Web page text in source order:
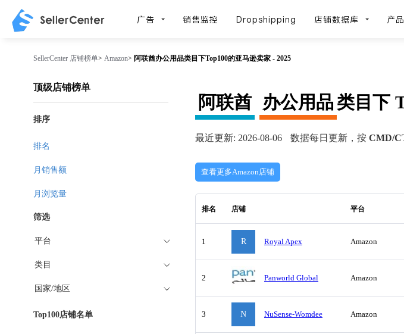
广告 销售监控 Dropshipping 店铺数据库 产
SellerCenter 店铺榜单> Amazon> 阿联酋办公用品类目下Top100的亚马逊卖家 - 2025
阿联酋 办公用品 类目下
最近更新: 2026-08-06 数据每日更新，按 CMD/
查看更多Amazon店铺
排名 店铺 平台
1 R Royal Apex Amazon
2 Panworld Global Amazon
3 N NuSense-Womdee Amazon
顶级店铺榜单
排序
排名
月销售额
月浏览量
筛选
平台
类目
国家/地区
Top100店铺名单